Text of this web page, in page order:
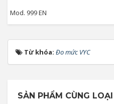
Mod. 999 EN
Từ khóa: Đo mức VYC
SẢN PHẨM CÙNG LOẠI